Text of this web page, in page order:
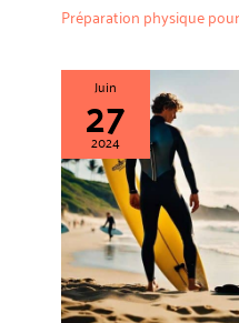
Préparation physique
Juin
27
2024